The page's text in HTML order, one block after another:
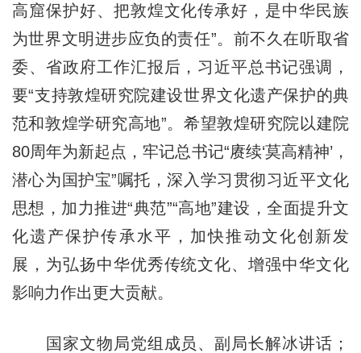
高窟保护好、把敦煌文化传承好，是中华民族
为世界文明进步应负的责任”。前不久在听取省
委、省政府工作汇报后，习近平总书记强调，
要“支持敦煌研究院建设世界文化遗产保护的典
范和敦煌学研究高地”。希望敦煌研究院以建院
80周年为新起点，牢记总书记“赓续‘莫高精神’，
潜心为国护宝”嘱托，深入学习贯彻习近平文化
思想，加力推进“典范”“高地”建设，全面提升文
化遗产保护传承水平，加快推动文化创新发
展，为弘扬中华优秀传统文化、增强中华文化
影响力作出更大贡献。
国家文物局党组成员、副局长解冰讲话；